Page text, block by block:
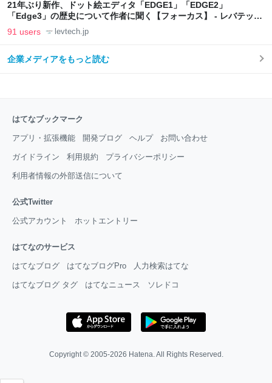
21年ぶり新作、ドット絵エディタ「EDGE1」「EDGE2」
「Edge3」の歴史について作者に聞く【フォーカス】 - レバテック
LAB
91 users levtech.jp
企業メディアをもっと読む
はてなブックマーク
アプリ・拡張機能 開発ブログ ヘルプ お問い合わせ
ガイドライン 利用規約 プライバシーポリシー
利用者情報の外部送信について
公式Twitter
公式アカウント ホットエントリー
はてなのサービス
はてなブログ はてなブログPro 人力検索はてな
はてなブログ タグ はてなニュース ソレドコ
Copyright © 2005-2026 Hatena. All Rights Reserved.